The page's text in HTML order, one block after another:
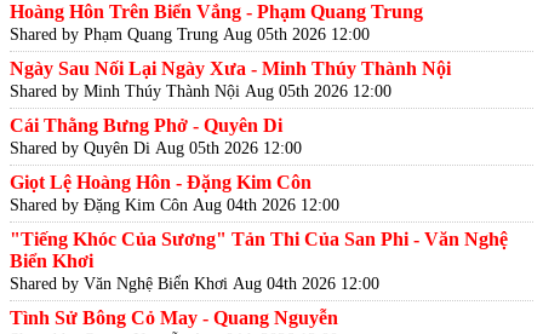
Hoàng Hôn Trên Biển Vắng - Phạm Quang Trung
Shared by Phạm Quang Trung Aug 05th 2026 12:00
Ngày Sau Nối Lại Ngày Xưa - Minh Thúy Thành Nội
Shared by Minh Thúy Thành Nội Aug 05th 2026 12:00
Cái Thằng Bưng Phở - Quyên Di
Shared by Quyên Di Aug 05th 2026 12:00
Giọt Lệ Hoàng Hôn - Đặng Kim Côn
Shared by Đặng Kim Côn Aug 04th 2026 12:00
"Tiếng Khóc Của Sương" Tản Thi Của San Phi - Văn Nghệ
Biển Khơi
Shared by Văn Nghệ Biển Khơi Aug 04th 2026 12:00
Tình Sử Bông Cỏ May - Quang Nguyễn